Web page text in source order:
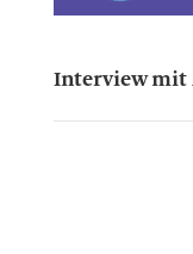
Interview mit